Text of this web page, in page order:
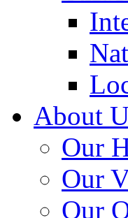
About
Our
Our
Our